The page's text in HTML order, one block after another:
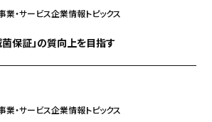
業・サービス企業情報トピックス
保証」の質向上を目指す
業・サービス企業情報トピックス